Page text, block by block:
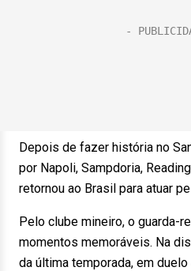
Depois de fazer história no
por Napoli, Sampdoria,
retornou ao Brasil para atuar
Pelo clube mineiro, o guarda-
momentos memoráveis. Na
da última temporada, em